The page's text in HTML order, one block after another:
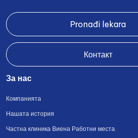
Pronađi lekara
Контакт
За нас
Компанията
Нашата история
Частна клиника Виена Работни места